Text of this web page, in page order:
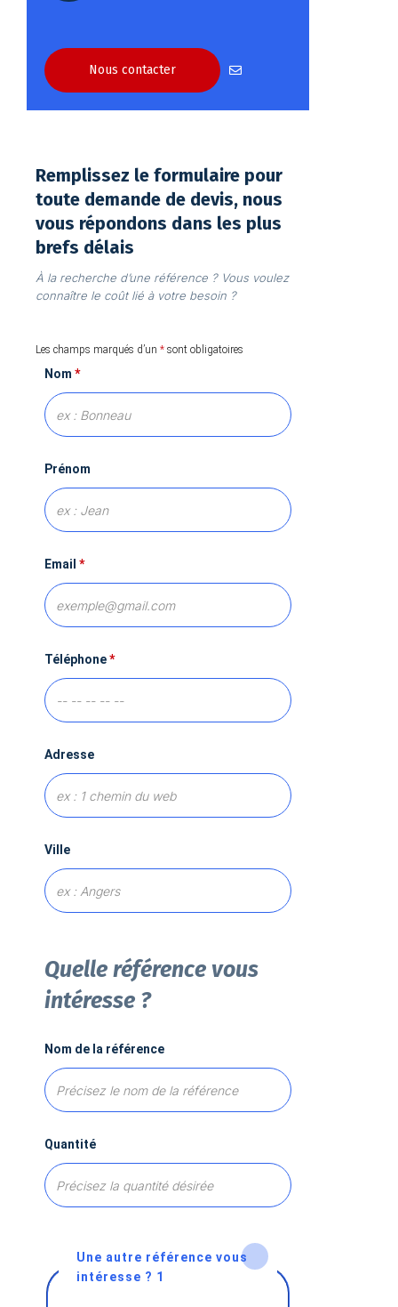
Nous contacter
Remplissez le formulaire pour
toute demande de devis, nous
vous répondons dans les plus
brefs délais
À la recherche d’une référence ? Vous voulez
connaître le coût lié à votre besoin ?
Les champs marqués d’un * sont obligatoires
Nom *
Prénom
Email *
Téléphone*
Adresse
Ville
Quelle référence vous
intéresse ?
Nom de la référence
Quantité
Une autre référence vous
intéresse ? 1